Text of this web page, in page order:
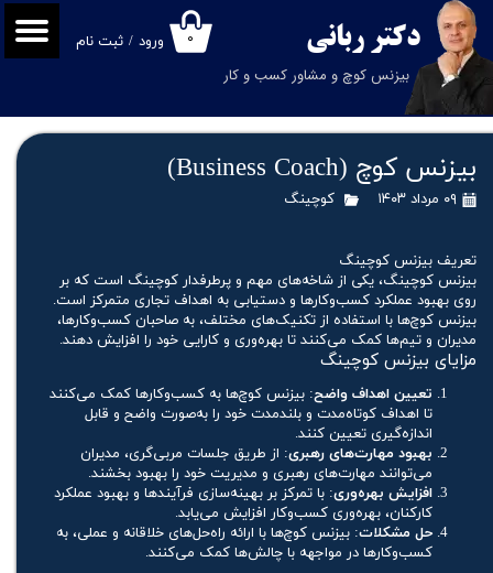
دکتر ربانی ۰
بیزنس کوچ و مشاور کسب و کار
ورود / ثبت نام
حساب کاربری من
تغییر گذر واژه
خروج از حساب کاربری
بیزنس کوچ (Business Coach)
۰۹ مرداد ۱۴۰۳ کوچینگ
تعریف بیزنس کوچینگ
بیزنس کوچینگ، یکی از شاخه‌های مهم و پرطرفدار کوچینگ است که بر
روی بهبود عملکرد کسب‌وکارها و دستیابی به اهداف تجاری متمرکز است.
بیزنس کوچ‌ها با استفاده از تکنیک‌های مختلف، به صاحبان کسب‌وکارها،
مدیران و تیم‌ها کمک می‌کنند تا بهره‌وری و کارایی خود را افزایش دهند.
مزایای بیزنس کوچینگ
تعیین اهداف واضح: بیزنس کوچ‌ها به کسب‌وکارها کمک می‌کنند
تا اهداف کوتاه‌مدت و بلندمدت خود را به‌صورت واضح و قابل
اندازه‌گیری تعیین کنند.
بهبود مهارت‌های رهبری: از طریق جلسات مربی‌گری، مدیران
می‌توانند مهارت‌های رهبری و مدیریت خود را بهبود بخشند.
افزایش بهره‌وری: با تمرکز بر بهینه‌سازی فرآیندها و بهبود عملکرد
کارکنان، بهره‌وری کسب‌وکار افزایش می‌یابد.
حل مشکلات: بیزنس کوچ‌ها با ارائه راه‌حل‌های خلاقانه و عملی، به
کسب‌وکارها در مواجهه با چالش‌ها کمک می‌کنند.